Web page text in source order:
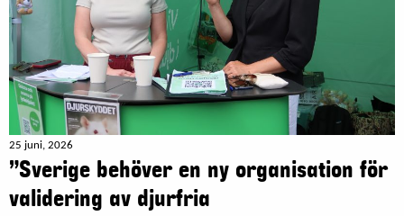
25 juni, 2026
”Sverige behöver en ny organisation för
validering av djurfria